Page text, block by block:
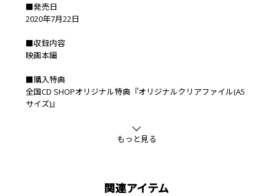
■発売日
2020年7月22日
■収録内容
映画本編
■購入特典
全国CD SHOPオリジナル特典『オリジナルクリアファイル(A5
サイズ)』
もっと見る
関連アイテム